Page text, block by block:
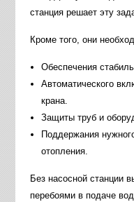
станция решает эту
Кроме того, они
Обеспечения
Автоматического
крана.
Защиты труб и
Поддержания
отопления.
Без насосной станции
перебоями в подаче